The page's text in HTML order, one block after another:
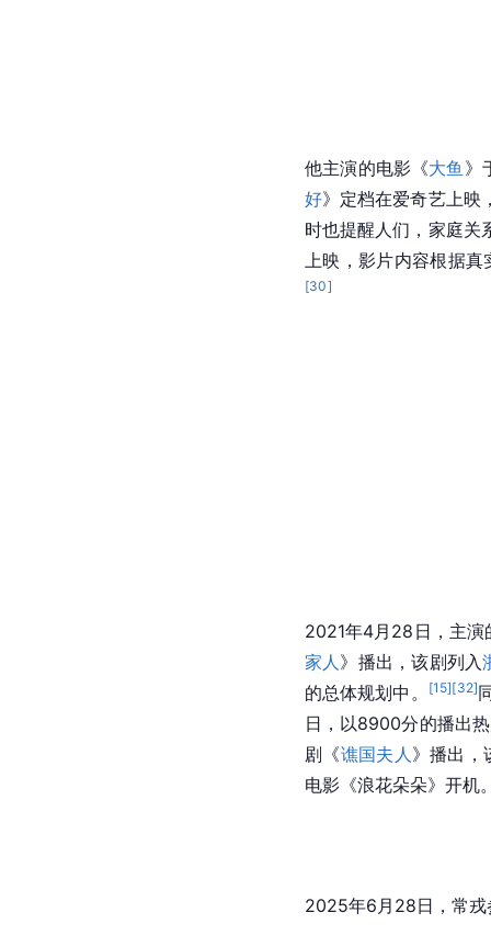
他主演的电影《大鱼 》
好》定档在爱奇艺上映
时也提醒人们，家庭关
上映，影片内容根据真
[30]
2021年4月28日，主演
家人》播出，该剧列入
的总体规划中。
[15][32]
日，以8900分的播出
剧《谯国夫人》播出，
电影《浪花朵朵》开机
2025年6月28日，常戎